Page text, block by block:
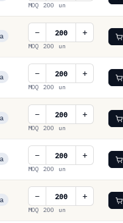
MOQ 200 un
− +
MOQ 200 un
− +
MOQ 200 un
− +
MOQ 200 un
− +
MOQ 200 un
− +
MOQ 200 un